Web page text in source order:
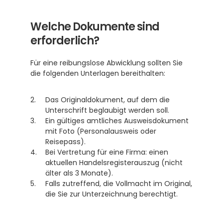
Welche Dokumente sind
erforderlich?
Für eine reibungslose Abwicklung sollten Sie
die folgenden Unterlagen bereithalten:
Das Originaldokument, auf dem die
Unterschrift beglaubigt werden soll.
Ein gültiges amtliches Ausweisdokument
mit Foto (Personalausweis oder
Reisepass).
Bei Vertretung für eine Firma: einen
aktuellen Handelsregisterauszug (nicht
älter als 3 Monate).
Falls zutreffend, die Vollmacht im Original,
die Sie zur Unterzeichnung berechtigt.